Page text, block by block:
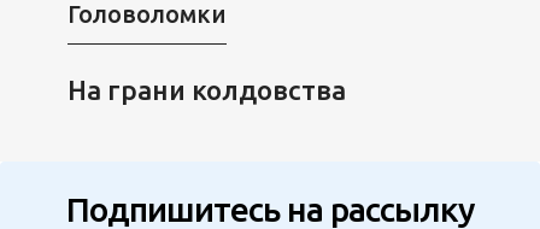
Головоломки
На грани колдовства
Подпишитесь на рассылку